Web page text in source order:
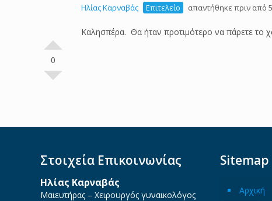
0
Ηλίας Καρναβάς Επιτελείο απαντήθηκε πριν από
Καλησπέρα. Θα ήταν προτιμότερο να πάρετε το
Στοιχεία Επικοινωνίας
Ηλίας Καρναβάς
Μαιευτήρας – Χειρουργός γυναικολόγος
Sitemap
Αρχική